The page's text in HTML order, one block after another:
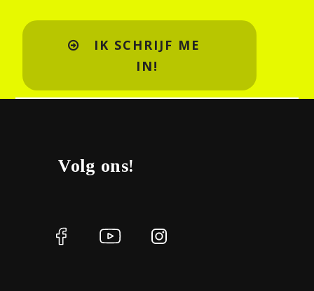
IK SCHRIJF ME
IN!
Volg ons!